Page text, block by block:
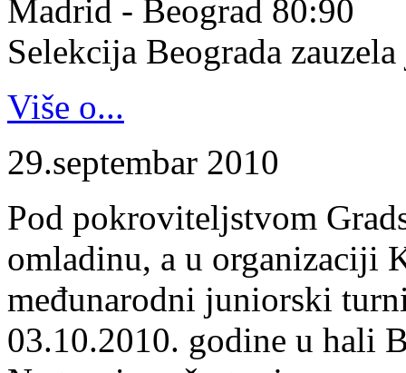
Madrid - Beograd 80:90
Selekcija Beograda
Više o...
29.septembar 2010
Pod pokroviteljstvom
omladinu, a u organizaciji
međunarodni juniorski
03.10.2010. godine u hali